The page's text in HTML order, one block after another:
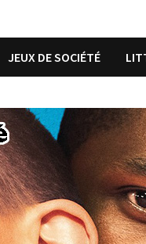
JEUX DE SOCIÉTÉ